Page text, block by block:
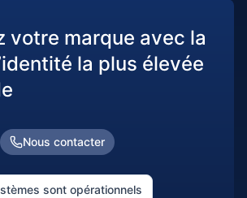
votre marque avec la
la plus élevée
Nous contacter
sont opérationnels